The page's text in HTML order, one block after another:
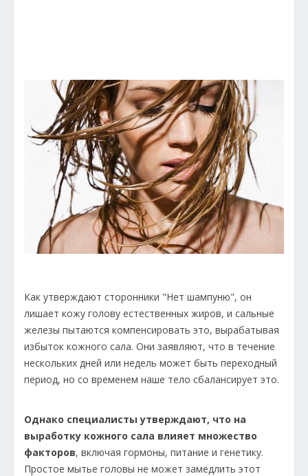
Как утверждают сторонники "Нет шампуню", он
лишает кожу голову естественных жиров, и сальные
железы пытаются компенсировать это, вырабатывая
избыток кожного сала. Они заявляют, что в течение
нескольких дней или недель может быть переходный
период, но со временем наше тело сбалансирует это.
Однако специалисты утверждают, что на
выработку кожного сала влияет множество
факторов, включая гормоны, питание и генетику.
Простое мытье головы не может замедлить этот